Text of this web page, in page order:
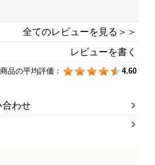
全てのレビューを見る＞＞
レビューを書く
品の平均評価： 4.60
合わせ